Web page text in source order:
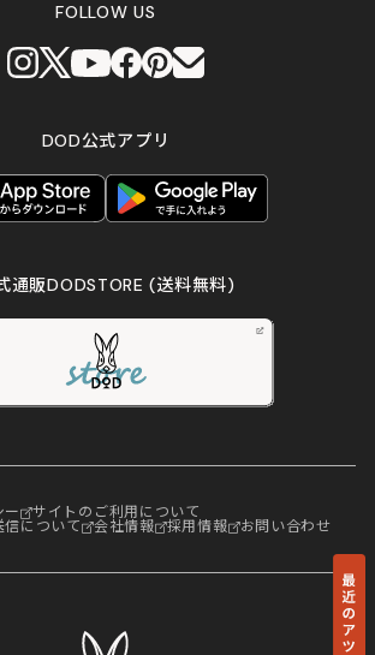
FOLLOW US
DOD公式アプリ
通販DODSTORE(送料無料)
ー サイトのご利用について
について 会社情報 採用情報 お問い合わせ